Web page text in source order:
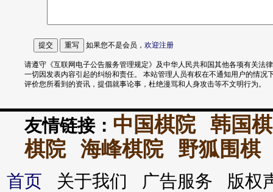
如果您不是会员， 欢迎注册
请遵守《互联网电子公告服务管理规定》及中华人民共和国其他各项有关法
一切因发表内容引起的纠纷和责任。 本站管理人员有权在不通知用户的情况
评价您所看到的资讯，提倡就事论事，杜绝漫骂和人身攻击等不文明行为。
友情链接： 中国棋院
韩国
棋院
海峰棋院 野狐围棋
首页 关于我们 广告服务 版